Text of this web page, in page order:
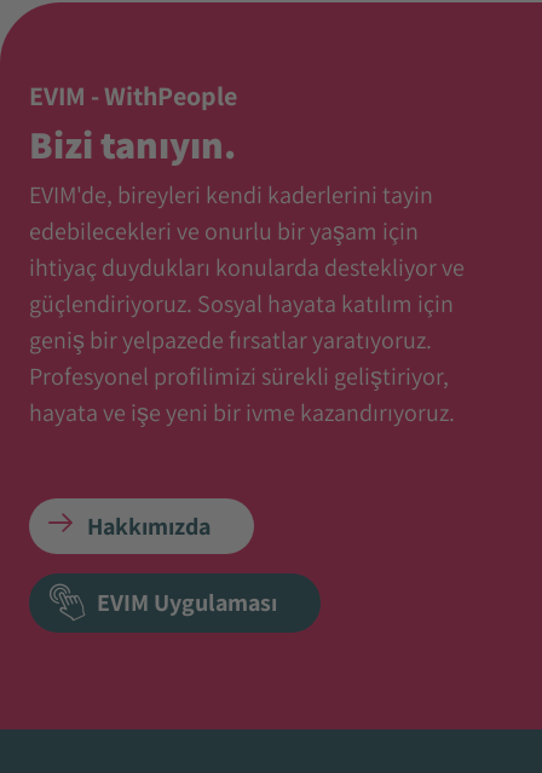
EVIM - WithPeople
Bizi tanıyın.
EVIM'de, bireyleri kendi kaderlerini tayin
edebilecekleri ve onurlu bir yaşam için
ihtiyaç duydukları konularda destekliyor ve
güçlendiriyoruz. Sosyal hayata katılım için
geniş bir yelpazede fırsatlar yaratıyoruz.
Profesyonel profilimizi sürekli geliştiriyor,
hayata ve işe yeni bir ivme kazandırıyoruz.
Hakkımızda
EVIM Uygulaması